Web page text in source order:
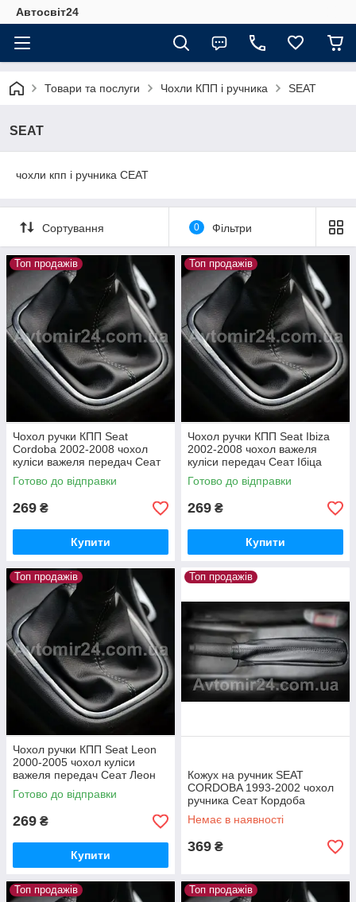
Автосвіт24
Товари та послуги Чохли КПП і ручника SEAT
SEAT
чохли кпп і ручника СЕАТ
Сортування 0 Фільтри
Топ продажів
Чохол ручки КПП Seat
Cordoba 2002-2008 чохол
куліси важеля передач Сеат
Кордоба 2002-2008 Чорний,
бежевий
Готово до відправки
269 ₴
Купити
Топ продажів
Чохол ручки КПП Seat Ibiza
2002-2008 чохол важеля
куліси передач Сеат Ібіца
2002-2008 Чорний, бежевий
Готово до відправки
269 ₴
Купити
Топ продажів
Чохол ручки КПП Seat Leon
2000-2005 чохол куліси
важеля передач Сеат Леон
2000-2005 Чорний, бежевий
Готово до відправки
269 ₴
Купити
Топ продажів
Кожух на ручник SEAT
CORDOBA 1993-2002 чохол
ручника Сеат Кордоба
Немає в наявності
369 ₴
Топ продажів Топ продажів